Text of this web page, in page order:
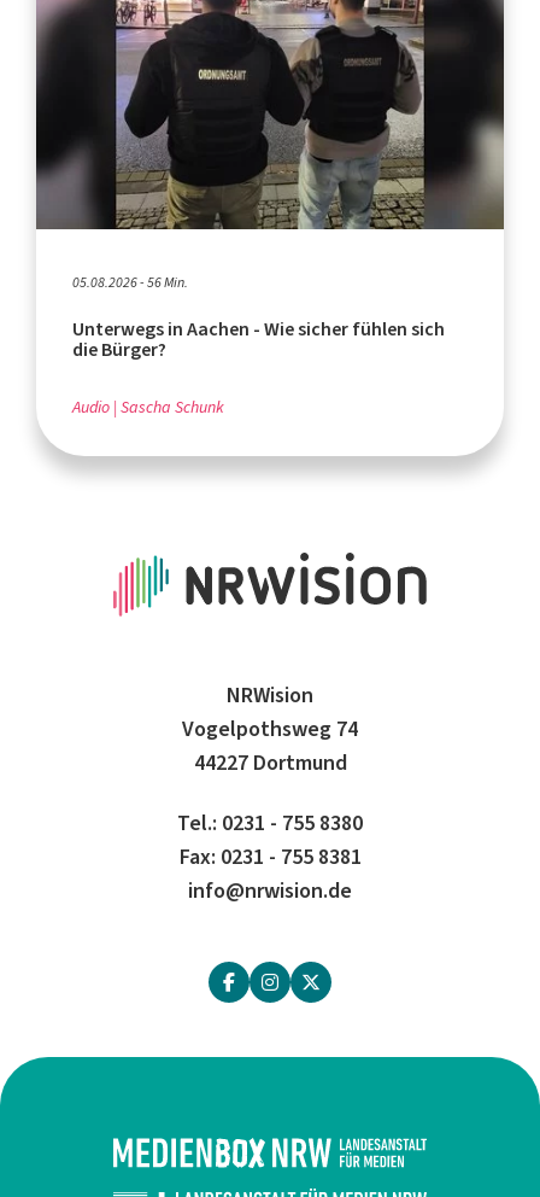
05.08.2026 - 56 Min.
Unterwegs in Aachen - Wie sicher fühlen sich
die Bürger?
Audio Sascha Schunk
NRWision
Vogelpothsweg 74
44227 Dortmund
Tel.: 0231 - 755 8380
Fax: 0231 - 755 8381
info@nrwision.de